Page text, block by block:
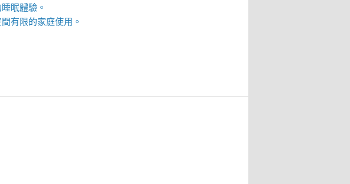
眠體驗。
有限的家庭使用。